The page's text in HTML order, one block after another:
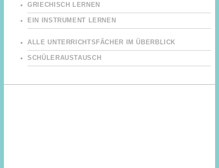
GRIECHISCH LERNEN
EIN INSTRUMENT LERNEN
ALLE UNTERRICHTSFÄCHER IM ÜBERBLICK
SCHÜLERAUSTAUSCH